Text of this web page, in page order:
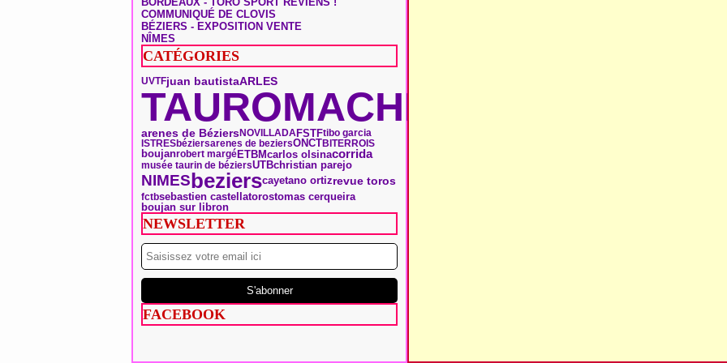
COMMUNIQUÉ DE CLOVIS
BÉZIERS - EXPOSITION VENTE
NÎMES
CATÉGORIES
UVTFjuan bautistaARLES
TAUROMACHIE
arenes de BéziersNOVILLADAFSTFtibo garcia
ISTRESbéziersarenes de beziersONCTBITERROIS
boujanrobert margéETBMcarlos olsinacorrida
musée taurin de béziersUTBchristian parejo
NIMESbezierscayetano ortizrevue toros
fctbsebastien castellatorostomas cerqueira
boujan sur libron
NEWSLETTER
FACEBOOK